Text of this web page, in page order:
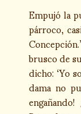
Empujó la
párroco,
brusco de
dicho: ‘Yo
dama no